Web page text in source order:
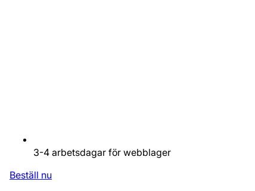
3-4 arbetsdagar för webblager
Beställ nu